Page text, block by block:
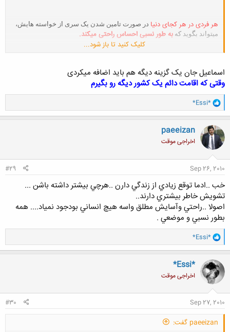
هر فردیدر هر کجای دنیا در صورت تامین شدن یک سری از خواسته هایش،
میتواند بگوید که به طور نسبی احساس راحتی میکند.
راحتی کرده ایدیا خواهید کرد؟
1- پس از ورود به دانشگاه و قبولی در کنکور
3- پس از پایان خدمت سربازی برای آقایان
4- پس از پیدا کردن یک شغل مناسب
6- پس از تربیت فرزندان و رساندن آنها به مقامی والا
7- پس از مرگ
8- هیچکدام از عوامل فوق،فاکتور مهمی برای راحتی من در زندگی نیست.
خواهشا
در ضمن گزینه ای که از آن احساس بسیار بسیار راحت تری دارید را انتخاب
کلیک کنید تا باز شود...
اسماعیل جان یک گزینه دیگه هم باید اضافه میکردی
وقتی که اقامت دائم یک کشور دیگه رو بگیرم
و
ا
ک
ن
ش
ه
ا
*Essi*
paeeizan
اخراجی موقت
Sep 26, 2010
#29
خب ..ادما توقع زيادي از زندگي دارن ..هرچي بيشتر داشته باشن ...
تشويش خاطر بيشتري دارند..
اصولا ..راحتي وآسايش مطلق واسه هيچ انساني بودجود نمياد.... همه
بطور نسبي و موضعي .
و
ا
ک
ن
ش
ه
ا
*Essi*
*Essi*
اخراجی موقت
Sep 27, 2010
#30
paeeizan گفت: